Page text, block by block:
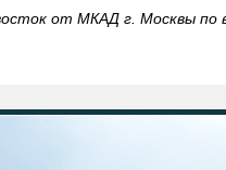
от МКАД г. Москвы